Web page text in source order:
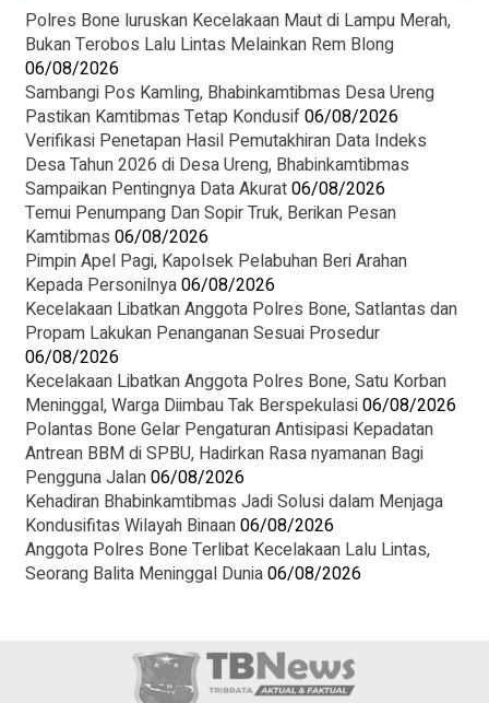
Polres Bone luruskan Kecelakaan Maut di Lampu Merah,
Bukan Terobos Lalu Lintas Melainkan Rem Blong
06/08/2026
Sambangi Pos Kamling, Bhabinkamtibmas Desa Ureng
Pastikan Kamtibmas Tetap Kondusif06/08/2026
Verifikasi Penetapan Hasil Pemutakhiran Data Indeks
Desa Tahun 2026 di Desa Ureng, Bhabinkamtibmas
Sampaikan Pentingnya Data Akurat06/08/2026
Temui Penumpang Dan Sopir Truk, Berikan Pesan
Kamtibmas 06/08/2026
Pimpin Apel Pagi, Kapolsek Pelabuhan Beri Arahan
Kepada Personilnya06/08/2026
Kecelakaan Libatkan Anggota Polres Bone, Satlantas dan
Propam Lakukan Penanganan Sesuai Prosedur
06/08/2026
Kecelakaan Libatkan Anggota Polres Bone, Satu Korban
Meninggal, Warga Diimbau Tak Berspekulasi06/08/2026
Polantas Bone Gelar Pengaturan Antisipasi Kepadatan
Antrean BBM di SPBU, Hadirkan Rasa nyamanan Bagi
Pengguna Jalan06/08/2026
Kehadiran Bhabinkamtibmas Jadi Solusi dalam Menjaga
Kondusifitas Wilayah Binaan06/08/2026
Anggota Polres Bone Terlibat Kecelakaan Lalu Lintas,
Seorang Balita Meninggal Dunia06/08/2026